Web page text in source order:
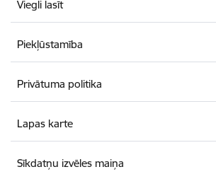
Viegli lasīt
Piekļūstamība
Privātuma politika
Lapas karte
Sīkdatņu izvēles maiņa